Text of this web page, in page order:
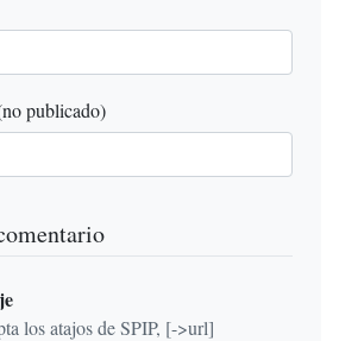
publicado)
los atajos de SPIP, [->url]